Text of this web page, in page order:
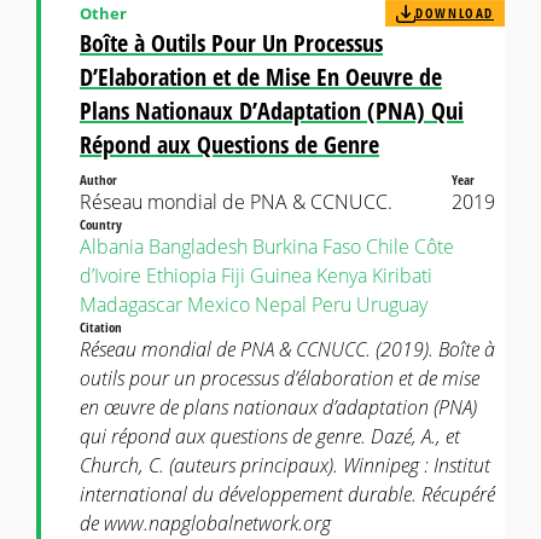
Boîte à Outils Pour Un Processus
D’Elaboration et de Mise En Oeuvre de
Plans Nationaux D’Adaptation (PNA) Qui
Répond aux Questions de Genre
Other DOWNLOAD
Author
Réseau mondial de PNA & CCNUCC.
Year
2019
Country
Albania Bangladesh Burkina Faso Chile Côte
d’Ivoire Ethiopia Fiji Guinea Kenya Kiribati
Madagascar Mexico Nepal Peru Uruguay
Citation
Réseau mondial de PNA & CCNUCC. (2019). Boîte à
outils pour un processus d’élaboration et de mise
en œuvre de plans nationaux d’adaptation (PNA)
qui répond aux questions de genre. Dazé, A., et
Church, C. (auteurs principaux). Winnipeg : Institut
international du développement durable. Récupéré
de www.napglobalnetwork.org